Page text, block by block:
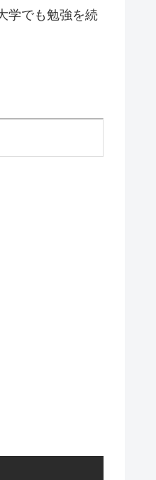
学でも勉強を続